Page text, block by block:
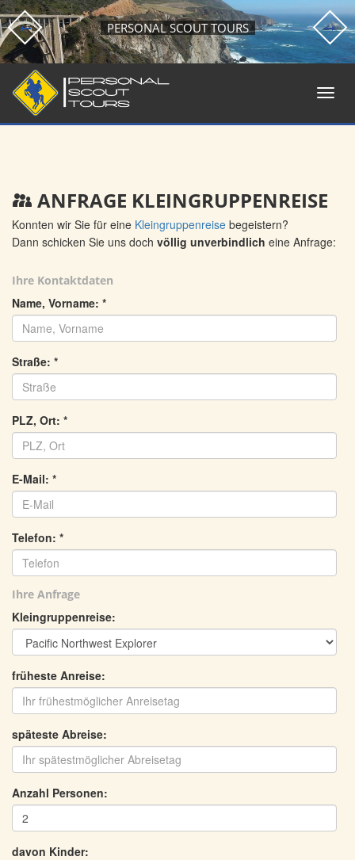
PERSONAL SCOUT TOURS
ANFRAGE KLEINGRUPPENREISE
Konnten wir Sie für eine Kleingruppenreise begeistern?
Dann schicken Sie uns doch völlig unverbindlich eine Anfrage:
Ihre Kontaktdaten
Name, Vorname: *
Straße: *
PLZ, Ort: *
E-Mail: *
Telefon: *
Ihre Anfrage
Kleingruppenreise:
früheste Anreise:
späteste Abreise:
Anzahl Personen:
davon Kinder: